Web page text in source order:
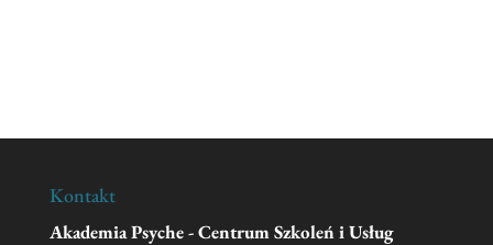
Kontakt
Akademia Psyche - Centrum Szkoleń i Usług